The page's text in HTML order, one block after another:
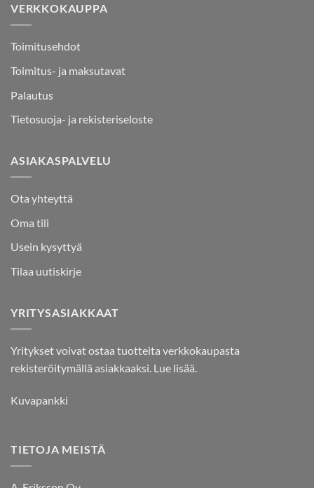
VERKKOKAUPPA
Toimitusehdot
Toimitus- ja maksutavat
Palautus
Tietosuoja- ja rekisteriseloste
ASIAKASPALVELU
Ota yhteyttä
Oma tili
Usein kysyttyä
Tilaa uutiskirje
YRITYSASIAKKAAT
Yritykset voivat ostaa tuotteita verkkokaupasta
rekisteröitymällä asiakkaaksi. Lue lisää.
Kuvapankki
TIETOJA MEISTÄ